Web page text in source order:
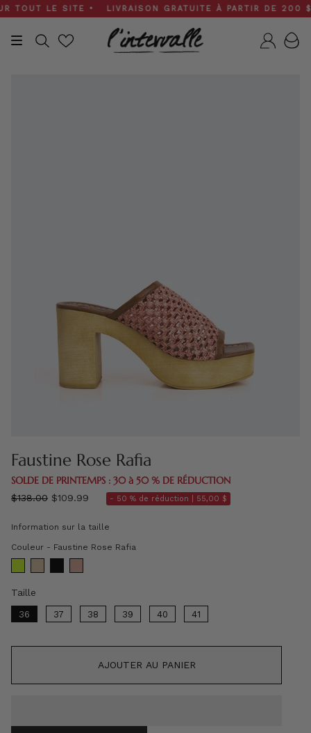
Skip
to
content
LE SITE • LIVRAISON GRATUITE À PARTIR DE 200 $
Recherche
Faustine Rose Rafia
SOLDE DE PRINTEMPS : 30 à 50 % DE RÉDUCTION
régulier
$138.00 $109.99 - 50 % de réduction | 55,00 $
Information sur la taille
Couleur - Faustine Rose Rafia
Taille
36 37 38 39 40 41
AJOUTER AU PANIER